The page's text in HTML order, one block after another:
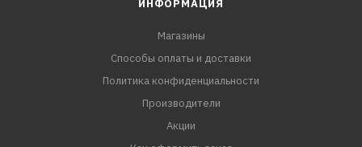
ИНФОРМАЦИЯ
Магазины
Способы оплаты и доставки
Политика конфиденциальности
Производители
Акции